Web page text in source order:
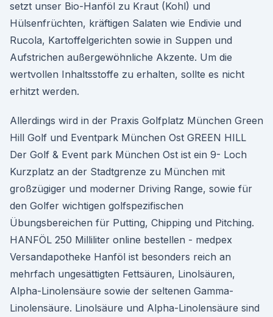
setzt unser Bio-Hanföl zu Kraut (Kohl) und
Hülsenfrüchten, kräftigen Salaten wie Endivie und
Rucola, Kartoffelgerichten sowie in Suppen und
Aufstrichen außergewöhnliche Akzente. Um die
wertvollen Inhaltsstoffe zu erhalten, sollte es nicht
erhitzt werden.
Allerdings wird in der Praxis Golfplatz München Green
Hill Golf und Eventpark München Ost GREEN HILL
Der Golf & Event park München Ost ist ein 9- Loch
Kurzplatz an der Stadtgrenze zu München mit
großzügiger und moderner Driving Range, sowie für
den Golfer wichtigen golfspezifischen
Übungsbereichen für Putting, Chipping und Pitching.
HANFÖL 250 Milliliter online bestellen - medpex
Versandapotheke Hanföl ist besonders reich an
mehrfach ungesättigten Fettsäuren, Linolsäuren,
Alpha-Linolensäure sowie der seltenen Gamma-
Linolensäure. Linolsäure und Alpha-Linolensäure sind